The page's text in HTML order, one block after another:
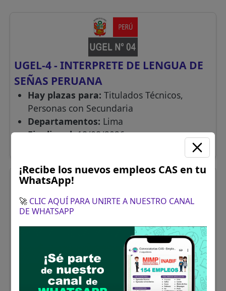
UGEL-4 - INTERPRETE DE LENGUA DE
SEÑAS PERUANA
Hay plazas para: Titulados Técnicos,
Personas con Secundaria
Departamentos: Lima
Finaliza el:18/08/2026
INFRAESTRUCTURA
Hay plazas para: Titulado Universitarios
Departamentos:
¡Recibe los nuevos empleos CAS en tu
WhatsApp!
🚀 CLIC AQUÍ PARA UNIRTE A NUESTRO CANAL
DE WHATSAPP